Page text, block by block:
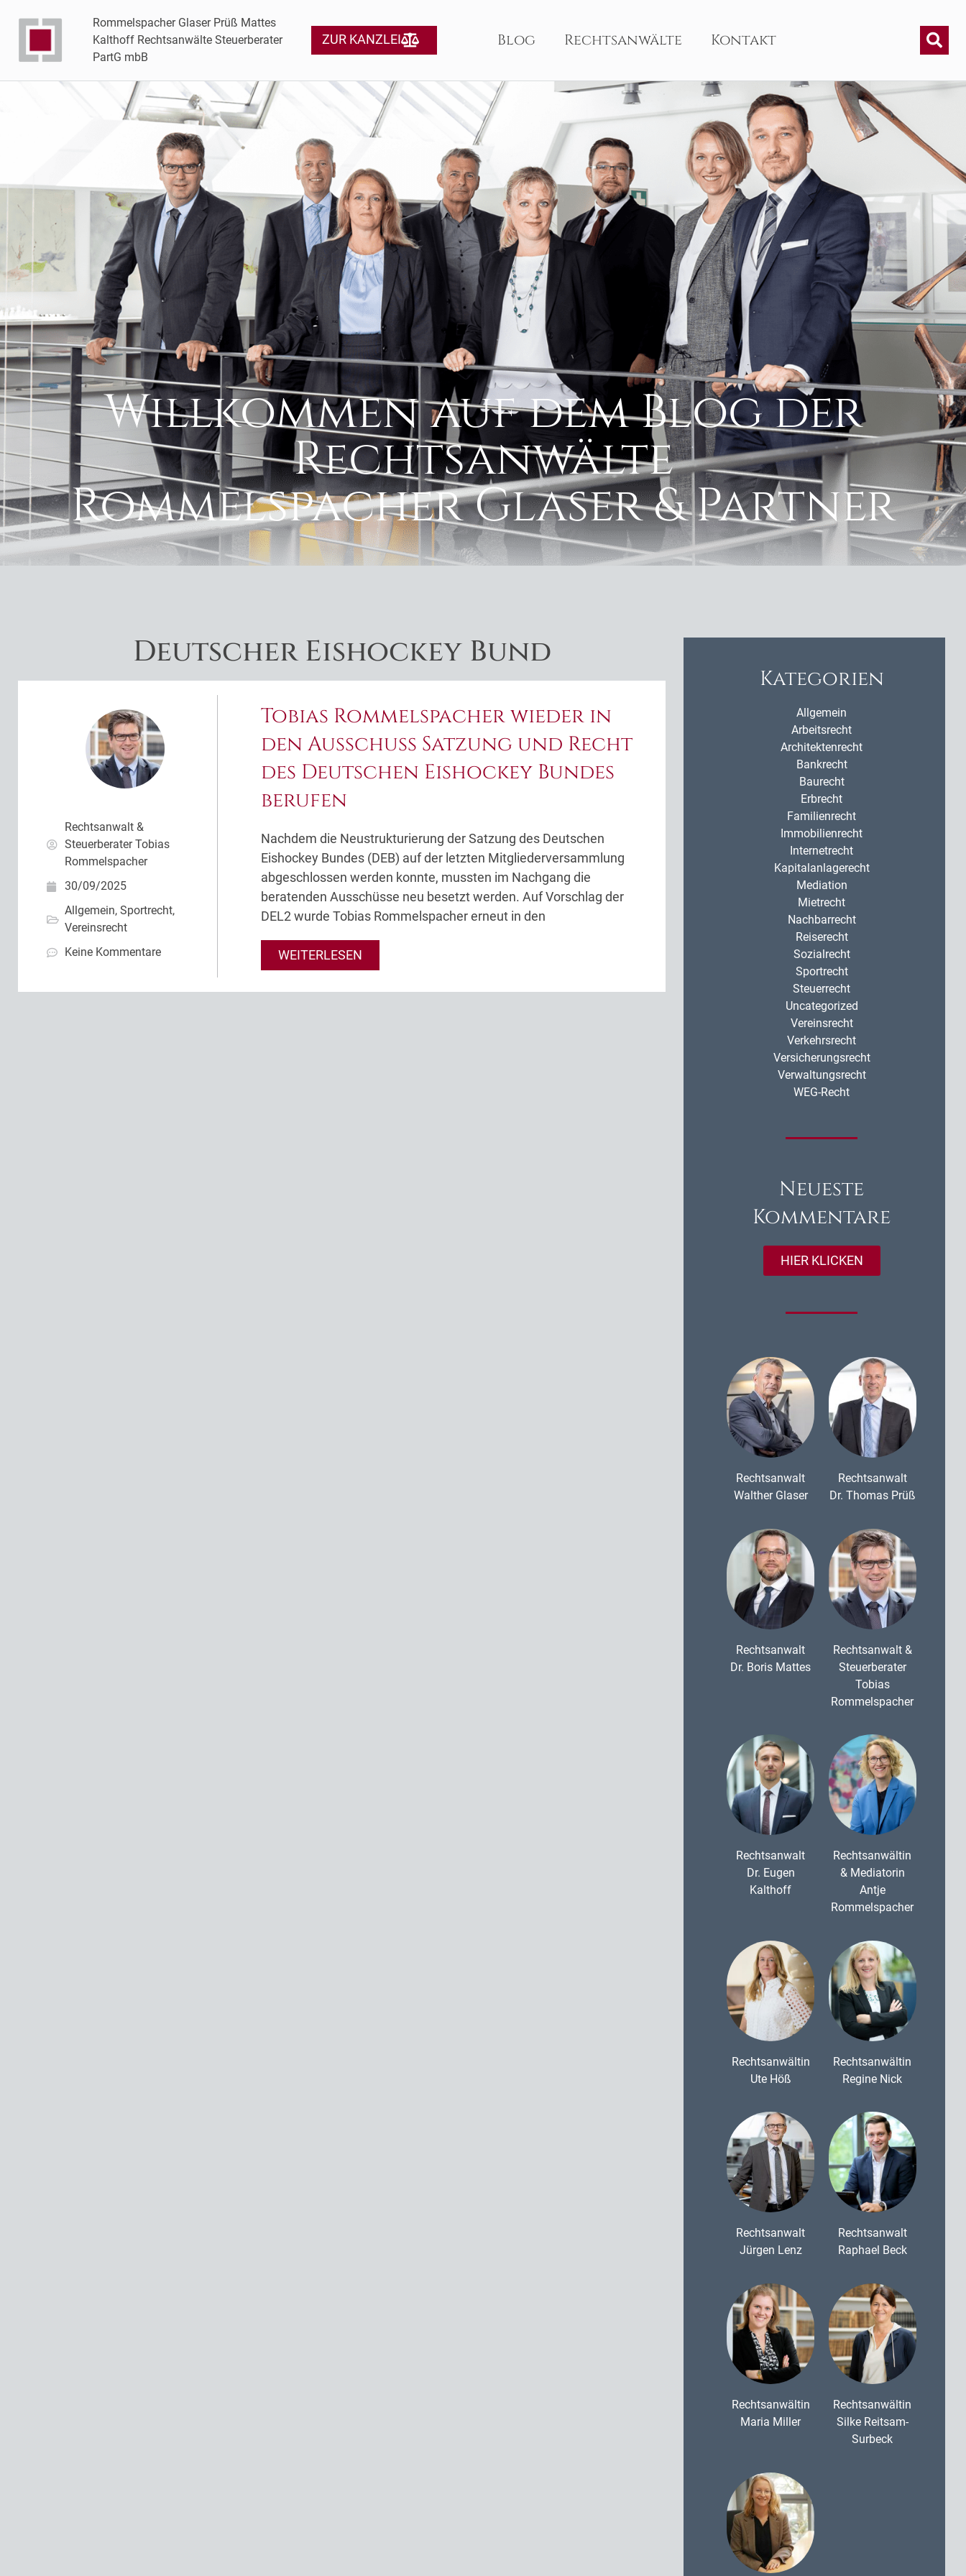
Rommelspacher Glaser Prüß Mattes
Kalthoff Rechtsanwälte Steuerberater
PartG mbB
ZUR KANZLEI Blog Rechtsanwälte Kontakt
Willkommen auf dem Blog der
Rechtsanwälte
Rommelspacher Glaser & Partner
Deutscher Eishockey Bund
Rechtsanwalt &
Steuerberater Tobias
Rommelspacher
30/09/2025
Allgemein, Sportrecht,
Vereinsrecht
Keine Kommentare
Tobias Rommelspacher wieder in
den Ausschuss Satzung und Recht
des Deutschen Eishockey Bundes
berufen
Nachdem die Neustrukturierung der Satzung des Deutschen
Eishockey Bundes (DEB) auf der letzten Mitgliederversammlung
abgeschlossen werden konnte, mussten im Nachgang die
beratenden Ausschüsse neu besetzt werden. Auf Vorschlag der
DEL2 wurde Tobias Rommelspacher erneut in den
WEITERLESEN
Kategorien
Allgemein
Arbeitsrecht
Architektenrecht
Bankrecht
Baurecht
Erbrecht
Familienrecht
Immobilienrecht
Internetrecht
Kapitalanlagerecht
Mediation
Mietrecht
Nachbarrecht
Reiserecht
Sozialrecht
Sportrecht
Steuerrecht
Uncategorized
Vereinsrecht
Verkehrsrecht
Versicherungsrecht
Verwaltungsrecht
WEG-Recht
Neueste
Kommentare
HIER KLICKEN
Rechtsanwalt
Walther Glaser
Rechtsanwalt
Dr. Thomas Prüß
Rechtsanwalt
Dr. Boris Mattes
Rechtsanwalt &
Steuerberater
Tobias
Rommelspacher
Rechtsanwalt
Dr. Eugen
Kalthoff
Rechtsanwältin
& Mediatorin
Antje
Rommelspacher
Rechtsanwältin
Ute Höß
Rechtsanwältin
Regine Nick
Rechtsanwalt
Jürgen Lenz
Rechtsanwalt
Raphael Beck
Rechtsanwältin
Maria Miller
Rechtsanwältin
Silke Reitsam-
Surbeck